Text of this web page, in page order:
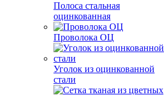
Полоса стальная
оцинкованная
Проволока ОЦ
Уголок из оцинкованной
стали